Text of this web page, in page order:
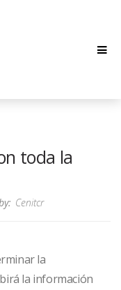
toda la
Cenitcr
la
la información